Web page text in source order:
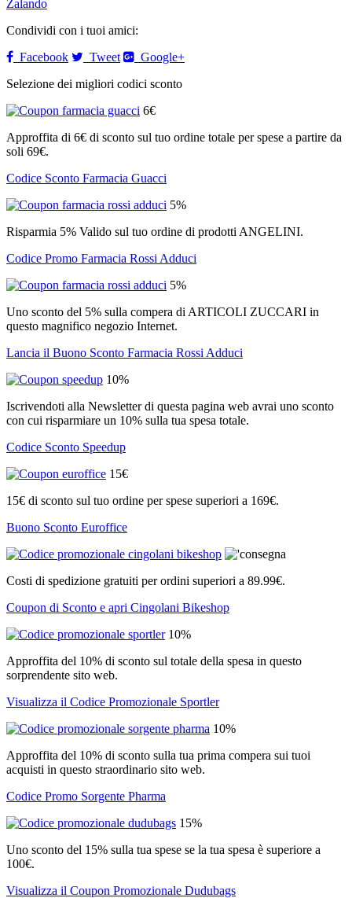
Zalando
Condividi con i tuoi amici:
Facebook
Tweet
Google+
Selezione dei migliori codici sconto
6€
Approffita di 6€ di sconto sul tuo ordine totale per spese a partire da
soli 69€.
Codice Sconto Farmacia Guacci
5%
Risparmia 5% Valido sul tuo ordine di prodotti ANGELINI.
Codice Promo Farmacia Rossi Adduci
5%
Uno sconto del 5% sulla compera di ARTICOLI ZUCCARI in
questo magnifico negozio Internet.
Lancia il Buono Sconto Farmacia Rossi Adduci
10%
Iscrivendoti alla Newsletter di questa pagina web avrai uno sconto
con cui risparmiare un 10% sulla tua spesa totale.
Codice Sconto Speedup
15€
15€ di sconto sul tuo ordine per spese superiori a 169€.
Buono Sconto Euroffice
Costi di spedizione gratuiti per ordini superiori a 89.99€.
Coupon di Sconto e apri Cingolani Bikeshop
10%
Approffita del 10% di sconto sul totale della spesa in questo
sorprendente sito web.
Visualizza il Codice Promozionale Sportler
10%
Approffita del 10% di sconto sulla tua prima compera sui tuoi
acquisti in questo straordinario sito web.
Codice Promo Sorgente Pharma
15%
Uno sconto del 15% sulla tua spese se la tua spesa è superiore a
100€.
Visualizza il Coupon Promozionale Dudubags